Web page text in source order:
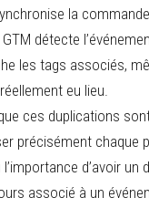
la
détecte
les tags associés,
eu lieu.
ces duplications
précisément chaque
l’importance d’avoir un
associé à un